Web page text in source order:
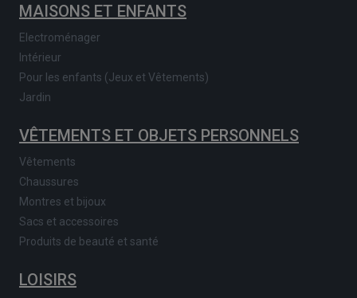
MAISONS ET ENFANTS
Electroménager
Intérieur
Pour les enfants (Jeux et Vêtements)
Jardin
VÊTEMENTS ET OBJETS PERSONNELS
Vêtements
Chaussures
Montres et bijoux
Sacs et accessoires
Produits de beauté et santé
LOISIRS